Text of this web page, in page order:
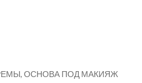
ОСНОВА ПОД МАКИЯЖ